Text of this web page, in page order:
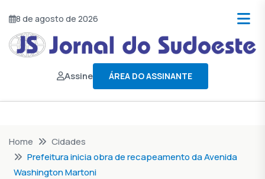
8 de agosto de 2026
Assine ÁREA DO ASSINANTE
Home
Cidades
Prefeitura inicia obra de recapeamento da Avenida
Washington Martoni